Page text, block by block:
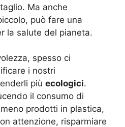
Ma anche
può fare una
la salute del pianeta.
spesso ci
i nostri
più ecologici.
il consumo di
prodotti in plastica,
attenzione, risparmiare